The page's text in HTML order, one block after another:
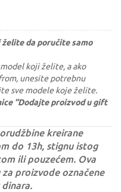
da poručite samo
koji želite, a ako
unesite potrebnu
sve modele koje želite.
“Dodajte proizvod u gift
kreirane
do 13h, stignu istog
ili pouzećem. Ova
proizvode označene
dinara.